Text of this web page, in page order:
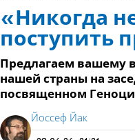
«Никогда
поступить
Предлагаем вашему
нашей страны на
посвященном
Йоссеф Йак